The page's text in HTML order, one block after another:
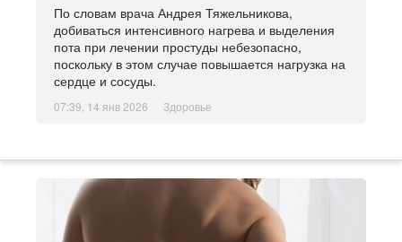
По словам врача Андрея Тяжельникова,
добиваться интенсивного нагрева и выделения
пота при лечении простуды небезопасно,
поскольку в этом случае повышается нагрузка на
сердце и сосуды.
07:39, 14 янв 2026 Здоровье